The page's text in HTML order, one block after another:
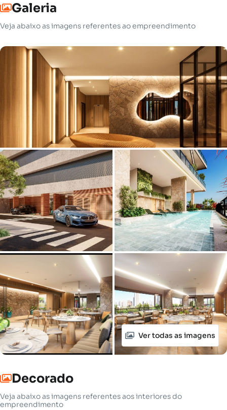
Galeria
Veja abaixo as imagens referentes ao empreendimento
Ver todas as imagens
Decorado
Veja abaixo as imagens referentes aos interiores do
empreendimento